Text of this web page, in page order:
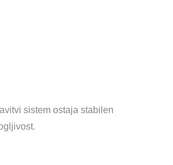
sistem ostaja stabilen